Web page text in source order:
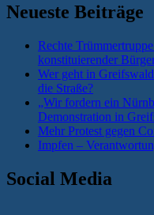
Neueste Beiträge
Rechte
konstituierender
Wer geht in
die Straße?
„Wir fordern ein
Demonstration in
Mehr Protest gegen
Impfen –
Social Media